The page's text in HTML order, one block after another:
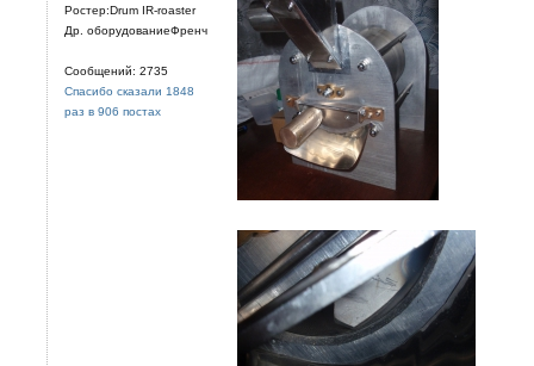
Ростер:Drum IR-roaster
Др. оборудованиеФренч
Сообщений: 2735
Спасибо сказали 1848
раз в 906 постах